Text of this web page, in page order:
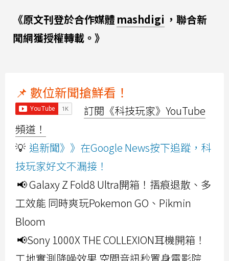
《原文刊登於合作媒體 mashdigi ，聯合新
聞網獲授權轉載。》
📌 數位新聞搶鮮看！
訂閱《科技玩家》YouTube
頻道！
💡 追新聞》》在Google News按下追蹤，科
技玩家好文不漏接！
📢 Galaxy Z Fold8 Ultra開箱！摺痕退散、多
工效能 同時爽玩Pokemon GO、Pikmin
Bloom
📢Sony 1000X THE COLLEXION耳機開箱！